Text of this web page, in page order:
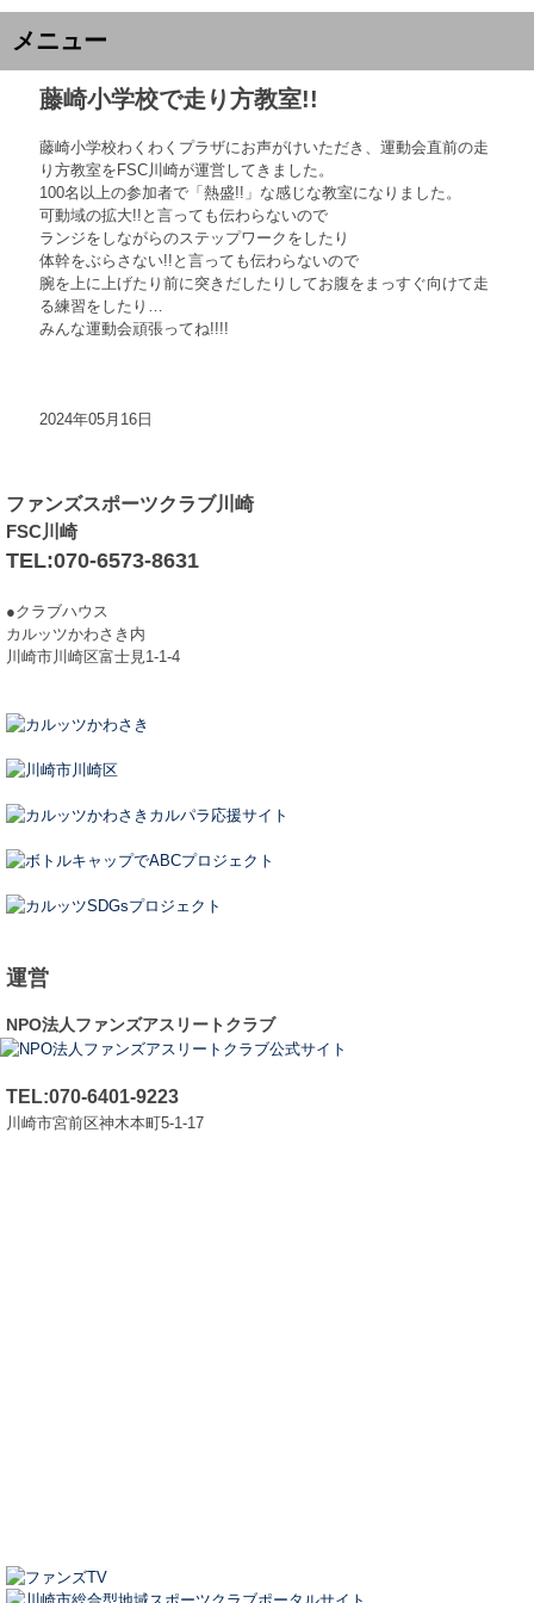
メニュー
藤崎小学校で走り方教室!!
藤崎小学校わくわくプラザにお声がけいただき、運動会直前の走
り方教室をFSC川崎が運営してきました。
100名以上の参加者で「熱盛!!」な感じな教室になりました。
可動域の拡大!!と言っても伝わらないので
ランジをしながらのステップワークをしたり
体幹をぶらさない!!と言っても伝わらないので
腕を上に上げたり前に突きだしたりしてお腹をまっすぐ向けて走
る練習をしたり…
みんな運動会頑張ってね!!!!
2024年05月16日
ファンズスポーツクラブ川崎
FSC川崎
TEL:070-6573-8631
●クラブハウス
カルッツかわさき内
川崎市川崎区富士見1-1-4
運営
NPO法人ファンズアスリートクラブ
TEL:070-6401-9223
川崎市宮前区神木本町5-1-17